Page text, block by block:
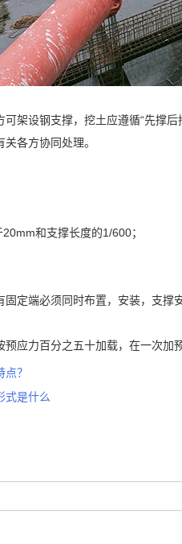
架设钢支撑，挖土应遵循“先撑
有关各方协同处理。
20mm和支撑长度的1/600；
定端必须同时布置，安装，支
应力百分之五十加载，在一次加
？
式是什么